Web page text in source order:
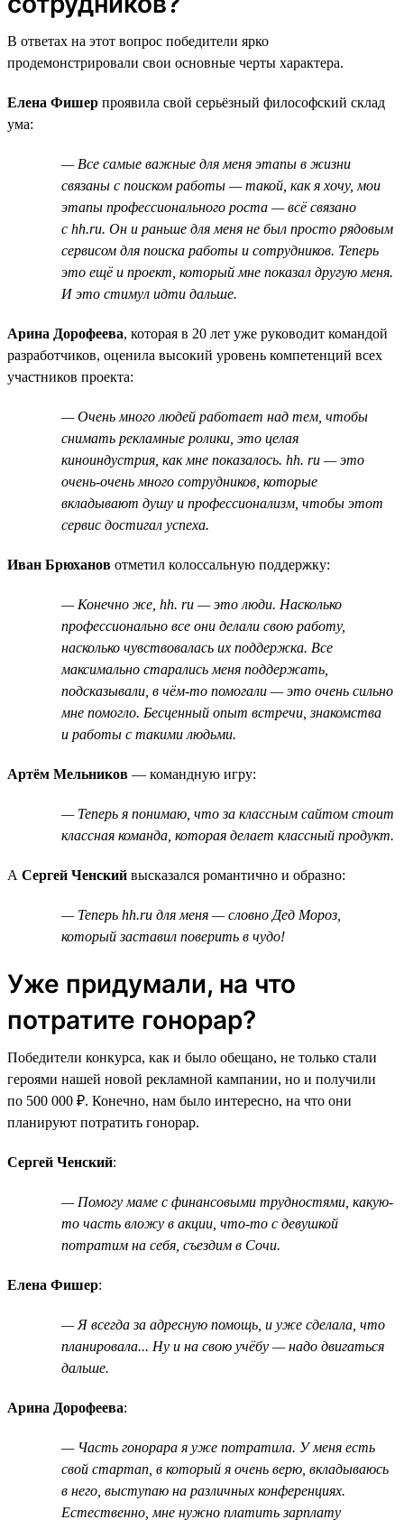
В ответах на этот вопрос победители ярко
продемонстрировали свои основные черты характера.
Елена Фишер проявила свой серьёзный философский склад
ума:
— Все самые важные для меня этапы в жизни
связаны с поиском работы — такой, как я хочу, мои
этапы профессионального роста — всё связано
с hh.ru. Он и раньше для меня не был просто рядовым
сервисом для поиска работы и сотрудников. Теперь
это ещё и проект, который мне показал другую меня.
И это стимул идти дальше.
Арина Дорофеева, которая в 20 лет уже руководит командой
разработчиков, оценила высокий уровень компетенций всех
участников проекта:
— Очень много людей работает над тем, чтобы
снимать рекламные ролики, это целая
киноиндустрия, как мне показалось. hh. ru — это
очень-очень много сотрудников, которые
вкладывают душу и профессионализм, чтобы этот
сервис достигал успеха.
Иван Брюханов отметил колоссальную поддержку:
— Конечно же, hh. ru — это люди. Насколько
профессионально все они делали свою работу,
насколько чувствовалась их поддержка. Все
максимально старались меня поддержать,
подсказывали, в чём-то помогали — это очень сильно
мне помогло. Бесценный опыт встречи, знакомства
и работы с такими людьми.
Артём Мельников — командную игру:
— Теперь я понимаю, что за классным сайтом стоит
классная команда, которая делает классный продукт.
А Сергей Ченский высказался романтично и образно:
— Теперь hh.ru для меня — словно Дед Мороз,
который заставил поверить в чудо!
Уже придумали, на что
потратите гонорар?
Победители конкурса, как и было обещано, не только стали
героями нашей новой рекламной кампании, но и получили
по 500 000 ₽. Конечно, нам было интересно, на что они
планируют потратить гонорар.
Сергей Ченский:
— Помогу маме с финансовыми трудностями, какую-
то часть вложу в акции, что-то с девушкой
потратим на себя, съездим в Сочи.
Елена Фишер:
— Я всегда за адресную помощь, и уже сделала, что
планировала... Ну и на свою учёбу — надо двигаться
дальше.
Арина Дорофеева:
— Часть гонорара я уже потратила. У меня есть
свой стартап, в который я очень верю, вкладываюсь
в него, выступаю на различных конференциях.
Естественно, мне нужно платить зарплату